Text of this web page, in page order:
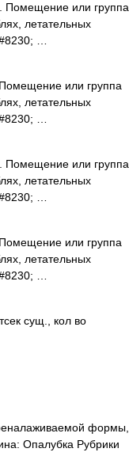
Помещение или группа
летательных
…
или группа
летательных
…
Помещение или группа
летательных
…
или группа
летательных
…
сущ., кол во
формы,
Опалубка Рубрики